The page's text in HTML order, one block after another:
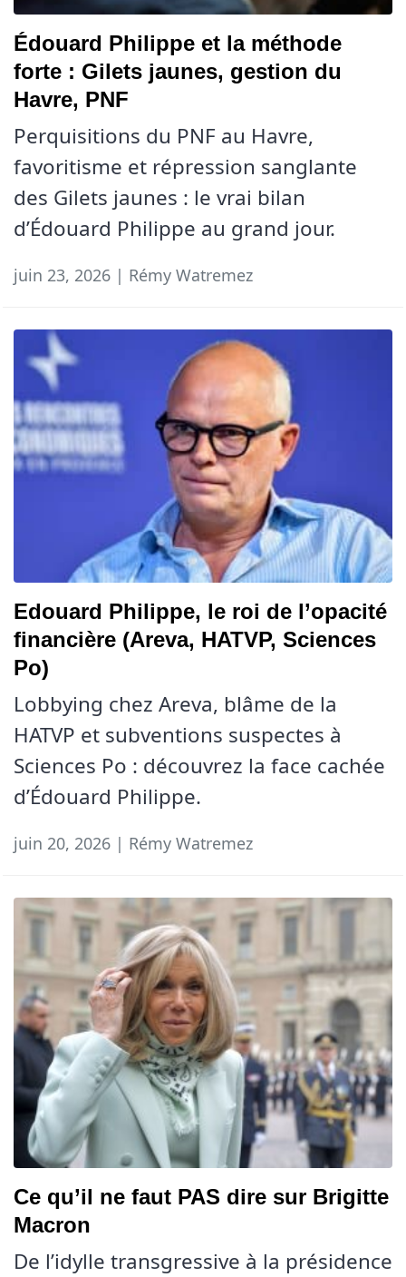
Édouard Philippe et la méthode
forte : Gilets jaunes, gestion du
Havre, PNF
Perquisitions du PNF au Havre,
favoritisme et répression sanglante
des Gilets jaunes : le vrai bilan
d’Édouard Philippe au grand jour.
juin 23, 2026 | Rémy Watremez
Edouard Philippe, le roi de l’opacité
financière (Areva, HATVP, Sciences
Po)
Lobbying chez Areva, blâme de la
HATVP et subventions suspectes à
Sciences Po : découvrez la face cachée
d’Édouard Philippe.
juin 20, 2026 | Rémy Watremez
Ce qu’il ne faut PAS dire sur Brigitte
Macron
De l’idylle transgressive à la présidence